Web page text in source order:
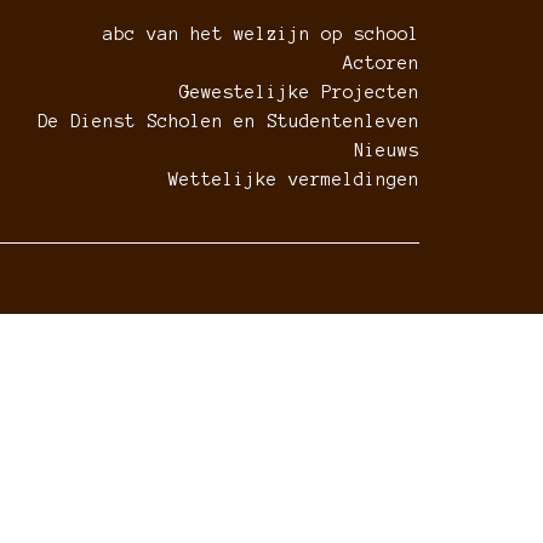
abc van het welzijn op school
Actoren
Gewestelijke Projecten
De Dienst Scholen en Studentenleven
Nieuws
Wettelijke vermeldingen